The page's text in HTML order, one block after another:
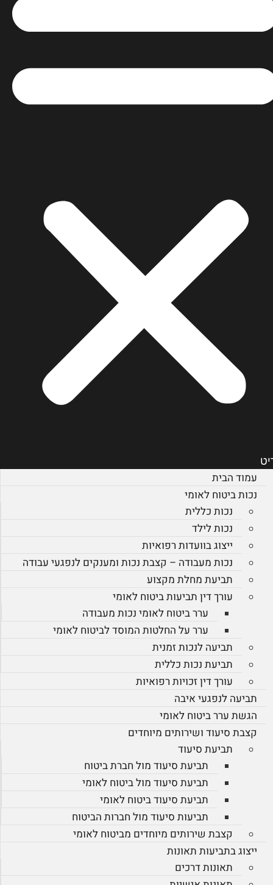
עמוד הבית
נכות ביטוח לאומי
נכות כללית
נכות לילד
ייצוג בוועדות רפואיות
נכות מעבודה – קצבת נכות ומענקים לנפגעי עבודה
תביעת מחלת מקצוע
עורך דין תביעות ביטוח לאומי
ערר ביטוח לאומי נכות מעבודה
ערר על החלטות המוסד לביטוח לאומי
תביעה לנכות זמנית
תביעת נכות כללית
עורך דין זכויות רפואיות
תביעה לנפגעי איבה
הגשת ערר ביטוח לאומי
קצבת סיעוד ושירותים מיוחדים
תביעת סיעוד
תביעת סיעוד מול חברת ביטוח
תביעת סיעוד מול ביטוח לאומי
תביעת סיעוד ביטוח לאומי
תביעות סיעוד מול חברות הביטוח
קצבת שירותים מיוחדים מביטוח לאומי
ייצוג בתביעות תאונות
תאונות דרכים